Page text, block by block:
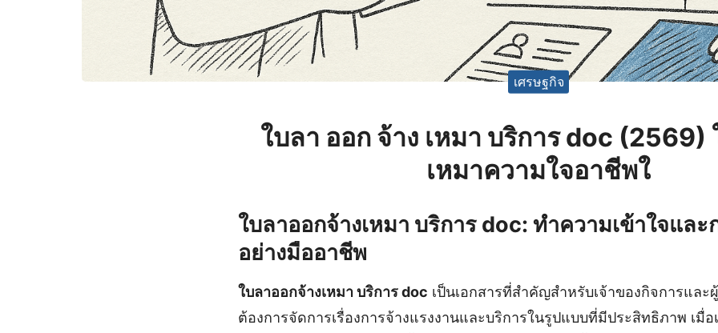
เศรษฐกิจ
ใบลา ออก จ้าง เหมา บริการ doc (2569)
เหมาความใจอาชีพใ
ใบลาออกจ้างเหมา บริการ doc: ทำความเข้าใจและ
อย่างมืออาชีพ
ใบลาออกจ้างเหมา บริการ doc เป็นเอกสารที่สำคัญสำหรับเจ้าของกิจการและ
ต้องการจัดการเรื่องการจ้างแรงงานและบริการในรูปแบบที่มีประสิทธิภาพ เมื่